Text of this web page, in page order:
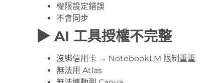
權限設定錯誤
不會同步
▶ AI 工具授權不完整
沒綁信用卡 → NotebookLM 限制重重
無法用 Atlas